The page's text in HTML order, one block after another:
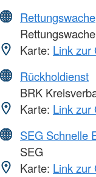
Rettungswache
Karte: Link zur
Rückholdienst
BRK
Karte: Link zur
SEG Schnelle
SEG
Karte: Link zur